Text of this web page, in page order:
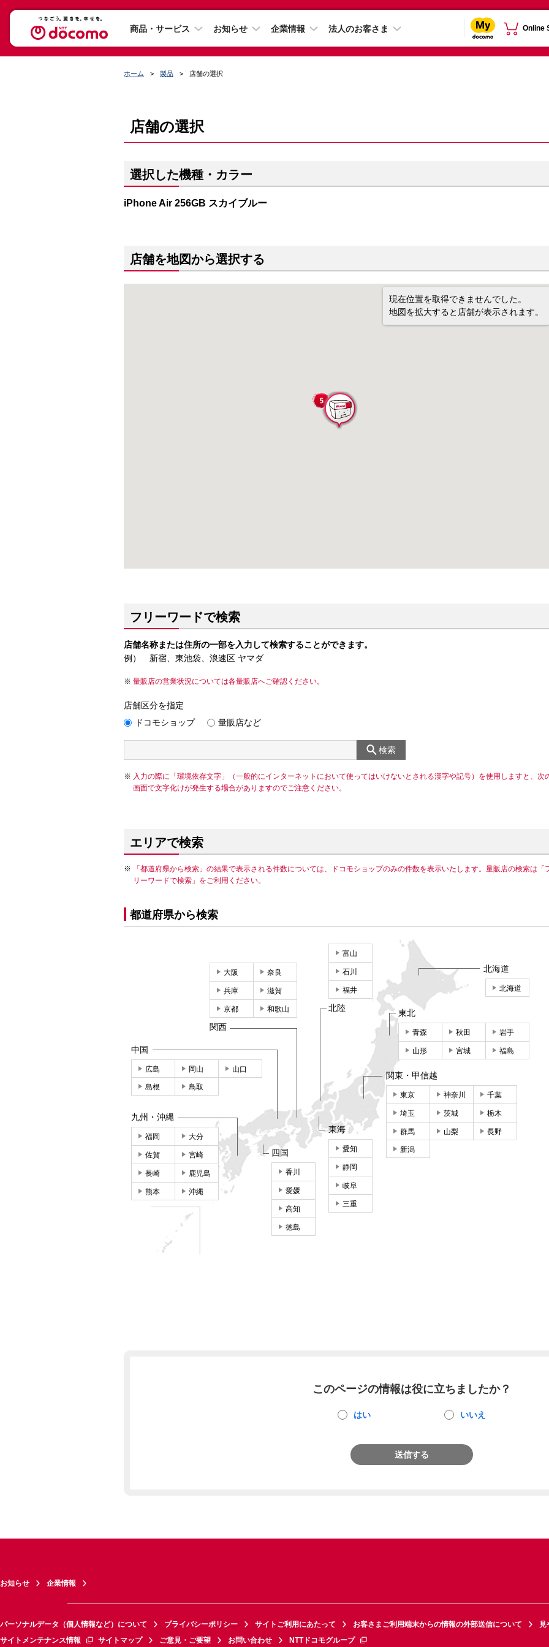
商品・サービス お知らせ 企業情報 法人のお客さま Online
ホーム 製品 店舗の選択
店舗の選択
選択した機種・カラー
iPhone Air 256GB スカイブルー
店舗を地図から選択する
現在位置を取得できませんでした。
地図を拡大すると店舗が表示されます。
フリーワードで検索
店舗名称または住所の一部を入力して検索することができます。
例） 新宿、東池袋、浪速区 ヤマダ
量販店の営業状況については各量販店へご確認ください。
店舗区分を指定
ドコモショップ
量販店など
検索
入力の際に「環境依存文字」（一般的にインターネットにおいて使ってはいけないとされる漢字や記号）を使用しますと、次
画面で文字化けが発生する場合がありますのでご注意ください。
エリアで検索
「都道府県から検索」の結果で表示される件数については、ドコモショップのみの件数を表示いたします。量販店の検索は「
リーワードで検索」をご利用ください。
都道府県から検索
北海道
北海道
東北
青森 秋田 岩手
山形 宮城 福島
関東・甲信越
東京 神奈川 千葉
埼玉 茨城 栃木
群馬 山梨 長野
新潟
東海
愛知
静岡
岐阜
三重
富山
石川
福井
北陸
大阪 奈良
兵庫 滋賀
京都 和歌山
関西
中国
広島 岡山 山口
島根 鳥取
四国
香川
愛媛
高知
徳島
九州・沖縄
福岡 大分
佐賀 宮崎
長崎 鹿児島
熊本 沖縄
このページの情報は役に立ちましたか？
はい いいえ
送信する
お知らせ 企業情報
パーソナルデータ（個人情報など）について プライバシーポリシー サイトご利用にあたって お客さまご利用端末からの情報の外部送信について
見
サイトメンテナンス情報
サイトマップ ご意見・ご要望 お問い合わせ NTTドコモグループ